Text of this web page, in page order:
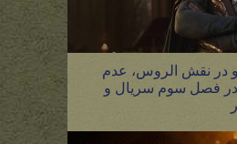
در نقش الروس، عدم
فصل سوم سریال و